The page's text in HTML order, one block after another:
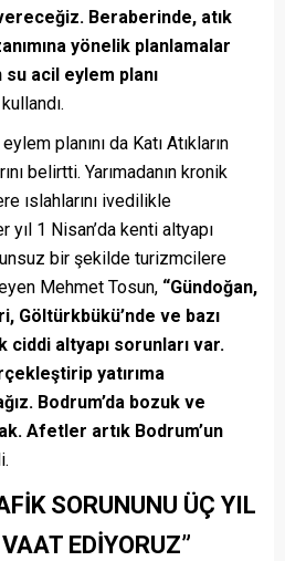
Beraberinde, atık
yönelik planlamalar
acil eylem planı
planını da Katı Atıkların
belirtti. Yarımadanın kronik
ıslahlarını ivedilikle
yıl 1 Nisan’da kenti altyapı
bir şekilde turizmcilere
Mehmet Tosun, “Gündoğan,
Göltürkbükü’nde ve bazı
ciddi altyapı sorunları var.
yatırıma
Bodrum’da bozuk ve
Afetler artık Bodrum’un
SORUNUNU ÜÇ YIL
EDİYORUZ”